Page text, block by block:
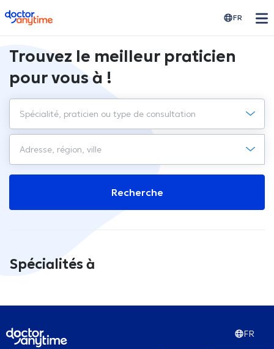
doctoranytime FR
Trouvez le meilleur praticien
pour vous à !
Recherche
Spécialités à
FR